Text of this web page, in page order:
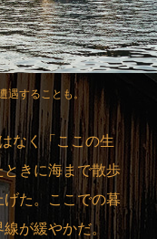
することも。
なく「ここの生
きに海まで散歩
た。ここでの暮
が緩やかだ。